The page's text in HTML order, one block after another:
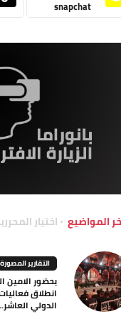
snapchat
المواضيع اختيار
التقارير المصورة
بحضور الامين
انطلاق
الدولي